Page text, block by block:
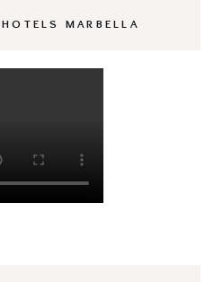
MARBELLA